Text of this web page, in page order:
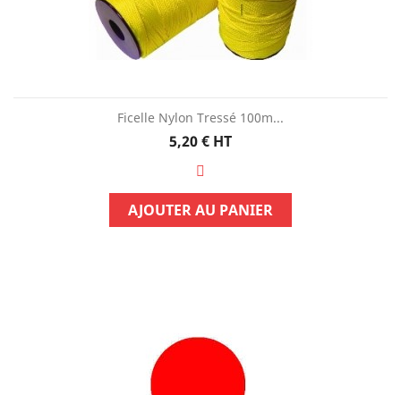
Ficelle Nylon Tressé 100m...
Prix
5,20 € HT
AJOUTER AU PANIER